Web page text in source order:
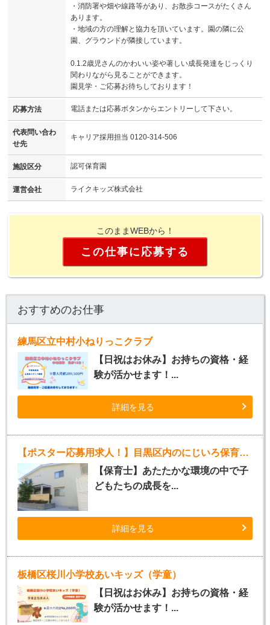
・消防署や畑や線路等があり、お散歩コースがたくさん
あります。
・地域の方の理解と協力を頂いています。園の隣に公
園、グラウンドが隣接しています。
0.1.2歳児さんのかわいい姿や著しい成長発達をじっくり
関わりながら見ることができます。
園見学・ご応募お待ちしております！
応募方法 電話または応募ボタンからエントリーして下さい。
代表問い合わ
せ先
キャリア採用担当 0120-314-506
施設区分 認可保育園
運営会社 ライクキッズ株式会社
このままWEBから！
この仕事に応募する
おすすめのお仕事
練馬区立中村小ねりっこクラブ
【日祝はお休み】お持ちの資格・経
験が活かせます！...
詳細を見る
【ポスター応募用求人！】目黒区内のにじいろ保育園（パート）
【保育士】あたたかな環境の中で子
どもたちの成長を...
詳細を見る
板橋区桜川小学校あいキッズ（学童）
【日祝はお休み】お持ちの資格・経
験が活かせます！...